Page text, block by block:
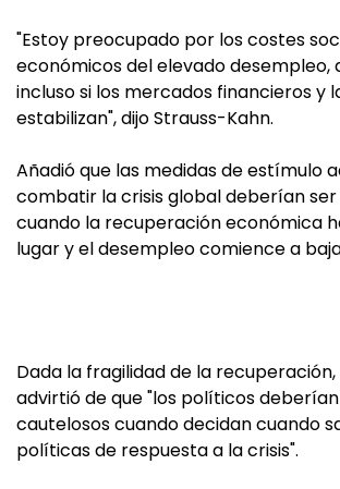
"Estoy preocupado por los costes
económicos del elevado desempleo,
incluso si los mercados financieros y
estabilizan", dijo Strauss-Kahn.
Añadió que las medidas de estímulo
combatir la crisis global deberían
cuando la recuperación económica
lugar y el desempleo comience a
Dada la fragilidad de la
advirtió de que "los políticos
cautelosos cuando decidan cuando
políticas de respuesta a la crisis".